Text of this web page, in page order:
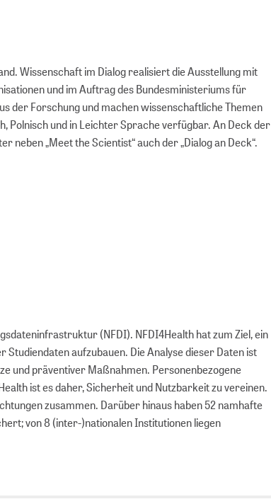
Wissenschaft im Dialog realisiert die Ausstellung mit
und im Auftrag des Bundesministeriums für
der Forschung und machen wissenschaftliche Themen
Polnisch und in Leichter Sprache verfügbar. An Deck der
„Meet the Scientist“ auch der „Dialog an Deck“.
(NFDI). NFDI4Health hat zum Ziel, ein
aufzubauen. Die Analyse dieser Daten ist
und präventiver Maßnahmen. Personenbezogene
ist es daher, Sicherheit und Nutzbarkeit zu vereinen.
zusammen. Darüber hinaus haben 52 namhafte
von 8 (inter-)nationalen Institutionen liegen